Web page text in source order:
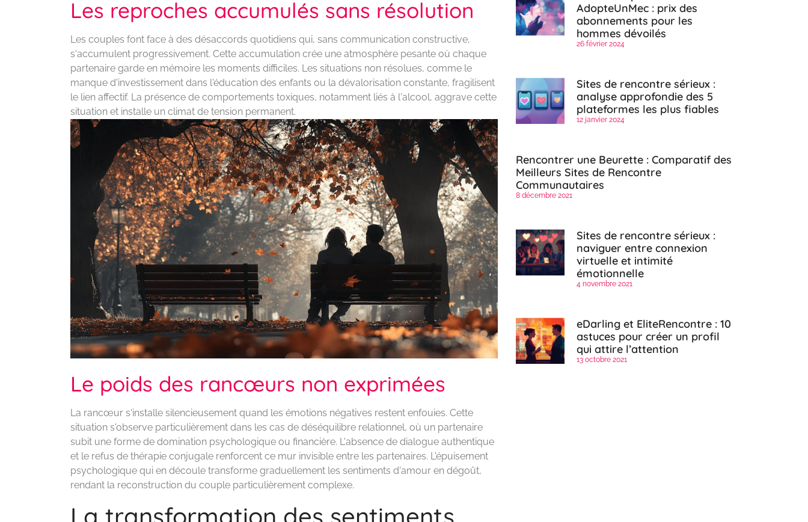
Les reproches accumulés sans résolution
Les couples font face à des désaccords quotidiens qui, sans communication constructive,
s'accumulent progressivement. Cette accumulation crée une atmosphère pesante où chaque
partenaire garde en mémoire les moments difficiles. Les situations non résolues, comme le
manque d'investissement dans l'éducation des enfants ou la dévalorisation constante, fragilisent
le lien affectif. La présence de comportements toxiques, notamment liés à l'alcool, aggrave cette
situation et installe un climat de tension permanent.
Le poids des rancœurs non exprimées
La rancœur s'installe silencieusement quand les émotions négatives restent enfouies. Cette
situation s'observe particulièrement dans les cas de déséquilibre relationnel, où un partenaire
subit une forme de domination psychologique ou financière. L'absence de dialogue authentique
et le refus de thérapie conjugale renforcent ce mur invisible entre les partenaires. L'épuisement
psychologique qui en découle transforme graduellement les sentiments d'amour en dégoût,
rendant la reconstruction du couple particulièrement complexe.
La transformation des sentiments
AdopteUnMec : prix des
abonnements pour les
hommes dévoilés
26 février 2024
Sites de rencontre sérieux :
analyse approfondie des 5
plateformes les plus fiables
12 janvier 2024
Rencontrer une Beurette : Comparatif des
Meilleurs Sites de Rencontre
Communautaires
8 décembre 2021
Sites de rencontre sérieux :
naviguer entre connexion
virtuelle et intimité
émotionnelle
4 novembre 2021
eDarling et EliteRencontre : 10
astuces pour créer un profil
qui attire l’attention
13 octobre 2021